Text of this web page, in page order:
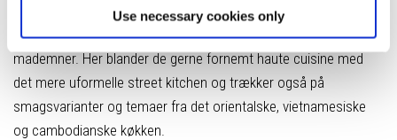
Use necessary cookies only
trods restaurantens primært thailandske islæt er JED Thai ikke
bange for at krydse grænselandet til andre græsgange og
mademner. Her blander de gerne fornemt haute cuisine med
det mere uformelle street kitchen og trækker også på
smagsvarianter og temaer fra det orientalske, vietnamesiske
og cambodianske køkken.